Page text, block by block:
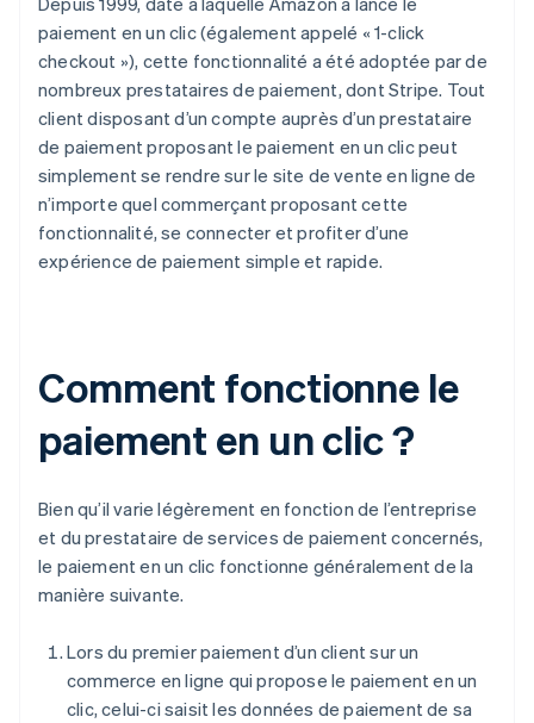
paiement en un clic (également appelé « 1-click
checkout »), cette fonctionnalité a été adoptée par de
nombreux prestataires de paiement, dont Stripe. Tout
client disposant d’un compte auprès d’un prestataire
de paiement proposant le paiement en un clic peut
simplement se rendre sur le site de vente en ligne de
n’importe quel commerçant proposant cette
fonctionnalité, se connecter et profiter d’une
expérience de paiement simple et rapide.
Comment fonctionne le
paiement en un clic ?
Bien qu’il varie légèrement en fonction de l’entreprise
et du prestataire de services de paiement concernés,
le paiement en un clic fonctionne généralement de la
manière suivante.
Lors du premier paiement d’un client sur un
commerce en ligne qui propose le paiement en un
clic, celui-ci saisit les données de paiement de sa